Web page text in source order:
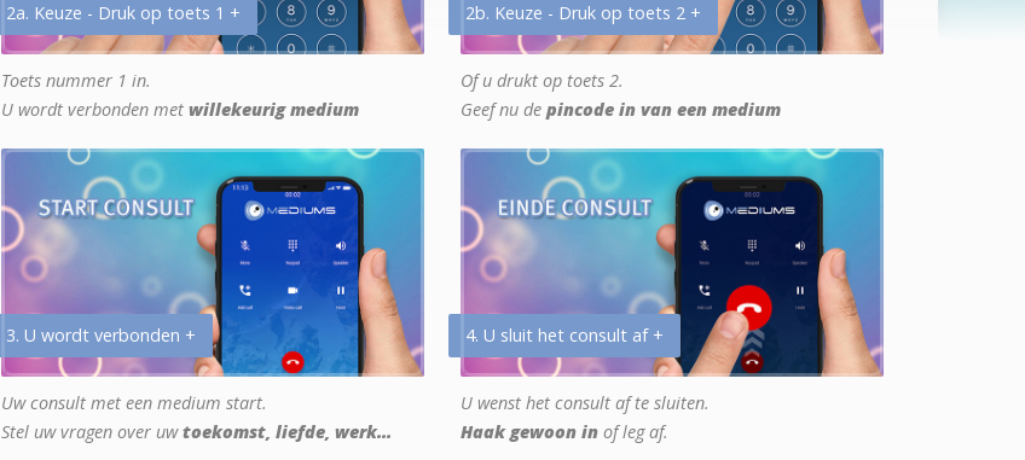
2a. Keuze - Druk op toets 1 +
Toets nummer 1 in.
U wordt verbonden met willekeurig medium
2b. Keuze - Druk op toets 2 +
Of u drukt op toets 2.
Geef nu de pincode in van een medium
3. U wordt verbonden +
Uw consult met een medium start.
Stel uw vragen over uwtoekomst, liefde, werk...
4. U sluit het consult af +
U wenst het consult af te sluiten.
Haak gewoon in of leg af.